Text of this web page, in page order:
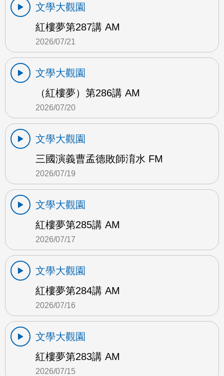
文學大觀園
紅樓夢第287講 AM
2026/07/21
文學大觀園
（紅樓夢）第286講 AM
2026/07/20
文學大觀園
三國演義曹孟德敗師淯水 FM
2026/07/19
文學大觀園
紅樓夢第285講 AM
2026/07/17
文學大觀園
紅樓夢第284講 AM
2026/07/16
文學大觀園
紅樓夢第283講 AM
2026/07/15